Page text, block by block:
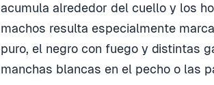
acumula alrededor del cuello y los
machos resulta especialmente
puro, el negro con fuego y distintas
manchas blancas en el pecho o las